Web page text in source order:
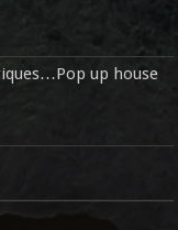
up house